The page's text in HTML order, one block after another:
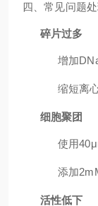
四、常见问题
碎片过多
增加
缩短离
细胞聚团
使用
添加
活性低下